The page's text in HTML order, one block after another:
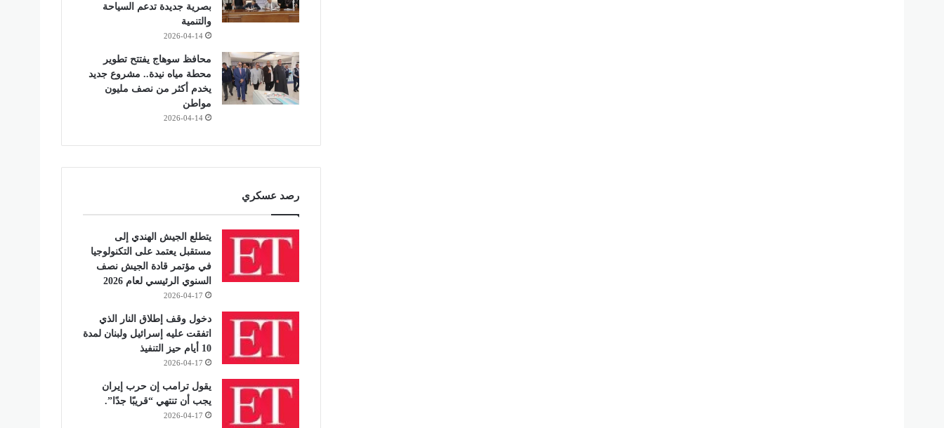
بصرية جديدة تدعم السياحة
والتنمية
2026-04-14
محافظ سوهاج يفتتح تطوير
محطة مياه نيدة.. مشروع جديد
يخدم أكثر من نصف مليون
مواطن
2026-04-14
رصد عسكري
يتطلع الجيش الهندي إلى
مستقبل يعتمد على التكنولوجيا
في مؤتمر قادة الجيش نصف
السنوي الرئيسي لعام 2026
2026-04-17
دخول وقف إطلاق النار الذي
اتفقت عليه إسرائيل ولبنان لمدة
10 أيام حيز التنفيذ
2026-04-17
يقول ترامب إن حرب إيران
يجب أن تنتهي “قريبًا جدًا”.
2026-04-17